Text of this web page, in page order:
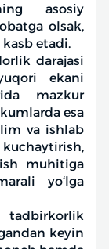
asosiy
olsak,
etadi.
darajasi
ekani
mazkur
esa
va ishlab
muhitiga
yo‘lga
keyin